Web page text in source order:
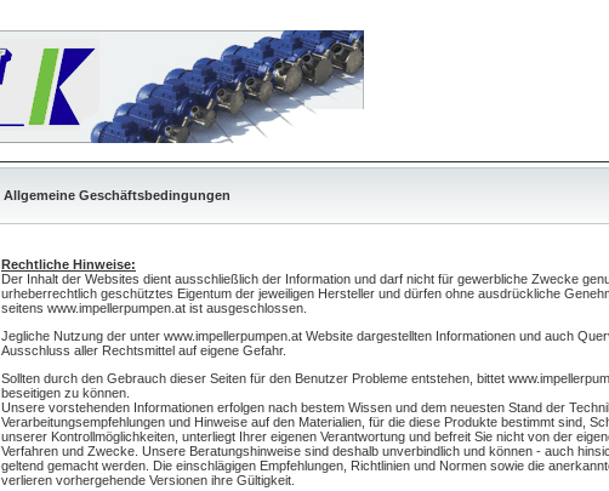
Allgemeine Geschäftsbedingungen
Rechtliche Hinweise:
Der Inhalt der Websites dient ausschließlich der Information und darf nicht für gewerbliche Zwecke
urheberrechtlich geschütztes Eigentum der jeweiligen Hersteller und dürfen ohne ausdrückliche
seitens www.impellerpumpen.at ist ausgeschlossen.
Jegliche Nutzung der unter www.impellerpumpen.at Website dargestellten Informationen und auch
Ausschluss aller Rechtsmittel auf eigene Gefahr.
Sollten durch den Gebrauch dieser Seiten für den Benutzer Probleme entstehen, bittet
beseitigen zu können.
Unsere vorstehenden Informationen erfolgen nach bestem Wissen und dem neuesten Stand der
Verarbeitungsempfehlungen und Hinweise auf den Materialien, für die diese Produkte bestimmt sind,
unserer Kontrollmöglichkeiten, unterliegt Ihrer eigenen Verantwortung und befreit Sie nicht von der
Verfahren und Zwecke. Unsere Beratungshinweise sind deshalb unverbindlich und können - auch
geltend gemacht werden. Die einschlägigen Empfehlungen, Richtlinien und Normen sowie die
verlieren vorhergehende Versionen ihre Gültigkeit.